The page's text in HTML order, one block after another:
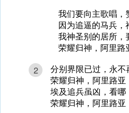
我们要向主歌唱，
因为追逼的马兵，
我神圣别的居所，
荣耀归神，阿里路
2
分别界限已过，永不
荣耀归神，阿里路亚
埃及追兵虽凶，看哪
荣耀归神，阿里路亚